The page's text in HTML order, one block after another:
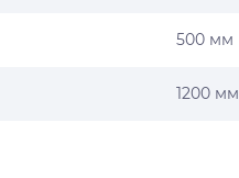
500 мм
1200 мм